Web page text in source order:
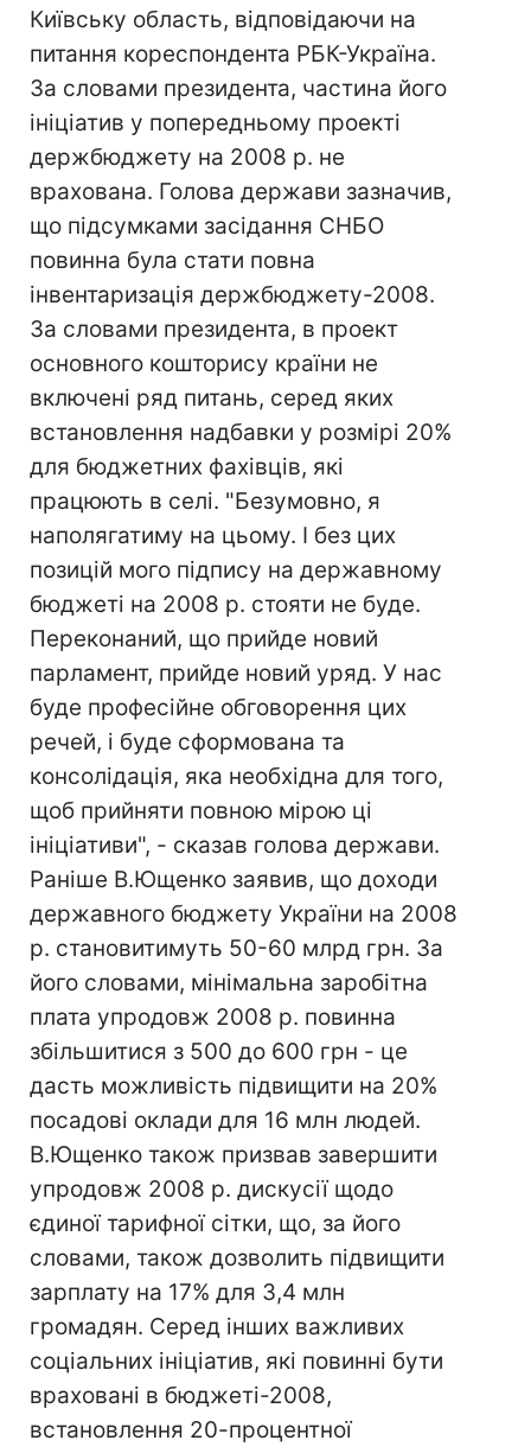
Київську область, відповідаючи на
питання кореспондента РБК-Україна.
За словами президента, частина його
ініціатив у попередньому проекті
держбюджету на 2008 р. не
врахована. Голова держави зазначив,
що підсумками засідання СНБО
повинна була стати повна
інвентаризація держбюджету-2008.
За словами президента, в проект
основного кошторису країни не
включені ряд питань, серед яких
встановлення надбавки у розмірі 20%
для бюджетних фахівців, які
працюють в селі. "Безумовно, я
наполягатиму на цьому. І без цих
позицій мого підпису на державному
бюджеті на 2008 р. стояти не буде.
Переконаний, що прийде новий
парламент, прийде новий уряд. У нас
буде професійне обговорення цих
речей, і буде сформована та
консолідація, яка необхідна для того,
щоб прийняти повною мірою ці
ініціативи", - сказав голова держави.
Раніше В.Ющенко заявив, що доходи
державного бюджету України на 2008
р. становитимуть 50-60 млрд грн. За
його словами, мінімальна заробітна
плата упродовж 2008 р. повинна
збільшитися з 500 до 600 грн - це
дасть можливість підвищити на 20%
посадові оклади для 16 млн людей.
В.Ющенко також призвав завершити
упродовж 2008 р. дискусії щодо
єдиної тарифної сітки, що, за його
словами, також дозволить підвищити
зарплату на 17% для 3,4 млн
громадян. Серед інших важливих
соціальних ініціатив, які повинні бути
враховані в бюджеті-2008,
встановлення 20-процентної